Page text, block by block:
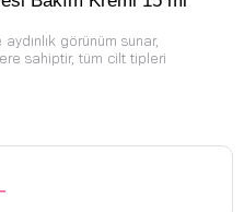
görünüm sunar,
sahiptir, tüm cilt tipleri